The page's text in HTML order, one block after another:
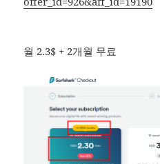
월 2.3$ + 2개월 무료